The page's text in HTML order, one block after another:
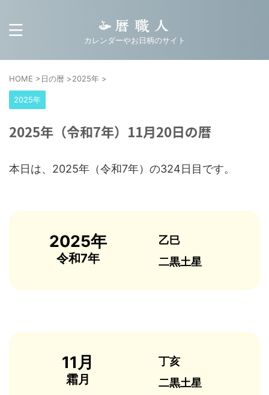
カレンダーやお日柄のサイト
HOME >日の暦 >2025年 >
2025年
2025年（令和7年）11月20日の暦
本日は、2025年（令和7年）の324日目です。
2025年
令和7年
乙巳
二黒土星
11月
霜月
丁亥
二黒土星